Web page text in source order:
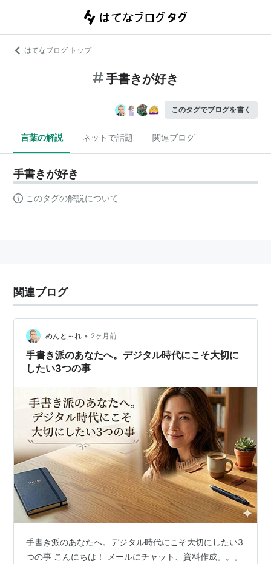
はてなブログ トップ
手書きが好き
このタグでブログを書く
言葉の解説 ネットで話題 関連ブログ
手書きが好き
このタグの解説について
関連ブログ
めんと～れ • 2ヶ月前
手書き派のあなたへ。デジタル時代にこそ大切に
したい3つの事
手書き派のあなたへ。デジタル時代にこそ大切にしたい3
つの事 こんにちは！ メールにチャット、資料作成。。。